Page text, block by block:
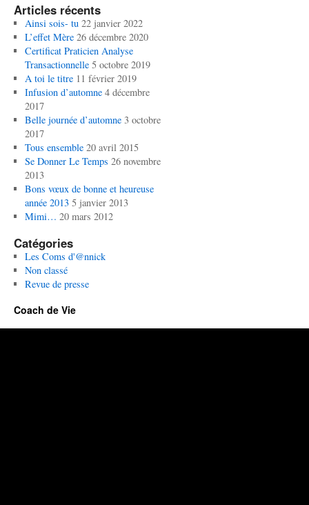
Articles récents
Ainsi sois- tu 22 janvier 2022
L’effet Mère 26 décembre 2020
Certificat Praticien Analyse
Transactionnelle 5 octobre 2019
A toi le titre 11 février 2019
Infusion d’automne 4 décembre
2017
Belle journée d’automne 3 octobre
2017
Tous ensemble 20 avril 2015
Se Donner Le Temps 26 novembre
2013
Bons vœux de bonne et heureuse
année 2013 5 janvier 2013
Mimi… 20 mars 2012
Catégories
Les Coms d'@nnick
Non classé
Revue de presse
Coach de Vie